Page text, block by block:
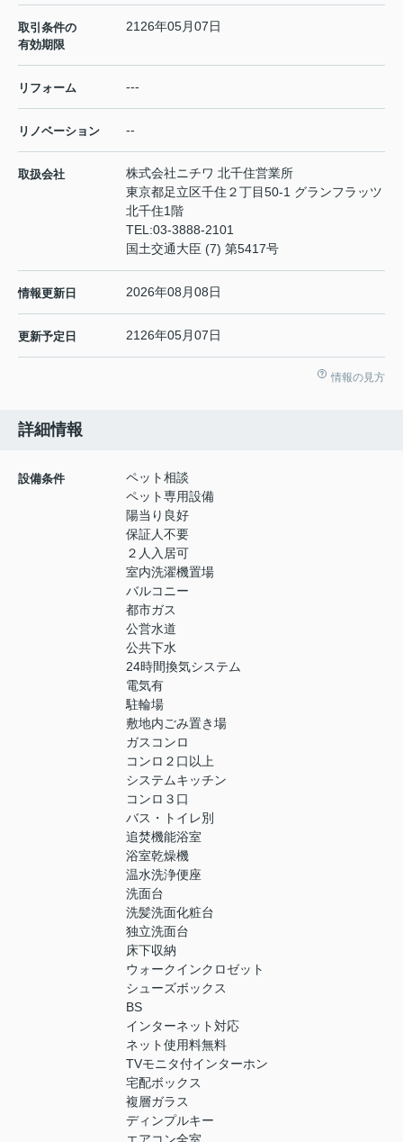
取引条件の
有効期限
2126年05月07日
リフォーム ---
リノベーション --
取扱会社
株式会社ニチワ 北千住営業所
東京都足立区千住２丁目50-1 グランフラッツ
北千住1階
TEL:03-3888-2101
国土交通大臣 (7) 第5417号
情報更新日 2026年08月08日
更新予定日 2126年05月07日
情報の見方
詳細情報
設備条件
ペット相談
ペット専用設備
陽当り良好
保証人不要
２人入居可
室内洗濯機置場
バルコニー
都市ガス
公営水道
公共下水
24時間換気システム
電気有
駐輪場
敷地内ごみ置き場
ガスコンロ
コンロ２口以上
システムキッチン
コンロ３口
バス・トイレ別
追焚機能浴室
浴室乾燥機
温水洗浄便座
洗面台
洗髪洗面化粧台
独立洗面台
床下収納
ウォークインクロゼット
シューズボックス
BS
インターネット対応
ネット使用料無料
TVモニタ付インターホン
宅配ボックス
複層ガラス
ディンプルキー